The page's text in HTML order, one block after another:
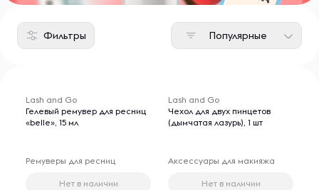
Фильтры Популярные
Lash and Go
Гелевый ремувер для ресниц
«belle», 15 мл
Ремуверы для ресниц
Нет в наличии
Lash and Go
Чехол для двух пинцетов
(дымчатая лазурь), 1 шт
Аксессуары для макияжа
Нет в наличии